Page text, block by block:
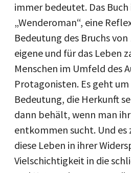
immer bedeutet. Das Buch
„Wenderoman“, eine
Bedeutung des Bruchs
eigene und für das Leben
Menschen im Umfeld des
Protagonisten. Es geht
Bedeutung, die Herkunft
dann behält, wenn man
entkommen sucht. Und es
diese Leben in ihrer
Vielschichtigkeit in die